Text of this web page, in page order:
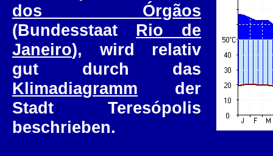
dos Órgãos
(Bundesstaat Rio de
Janeiro), wird relativ
gut durch das
Klimadiagramm der
Stadt Teresópolis
beschrieben.